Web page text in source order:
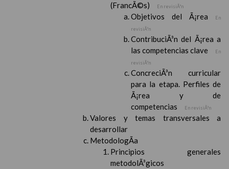
(FrancÃ©s) En revisiÃ³n
Objetivos del Ã¡rea
En
revisiÃ³n
ContribuciÃ³n del Ã¡rea a
las competencias clave
En
revisiÃ³n
ConcreciÃ³n curricular
para la etapa. Perfiles de
Ã¡rea y de
competencias
En revisiÃ³n
Valores y temas transversales a
desarrollar
MetodologÃ­a
Principios generales
metodolÃ³gicos